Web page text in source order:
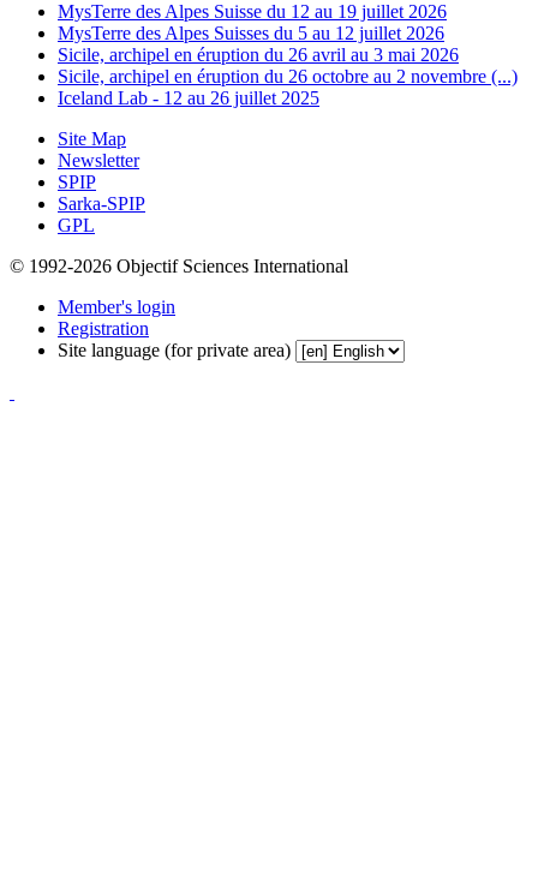
MysTerre des Alpes Suisse du 12 au 19 juillet 2026
MysTerre des Alpes Suisses du 5 au 12 juillet 2026
Sicile, archipel en éruption du 26 avril au 3 mai 2026
Sicile, archipel en éruption du 26 octobre au 2 novembre (...)
Iceland Lab - 12 au 26 juillet 2025
Site Map
Newsletter
SPIP
Sarka-SPIP
GPL
© 1992-2026 Objectif Sciences International
Member's login
Registration
Site language (for private area)